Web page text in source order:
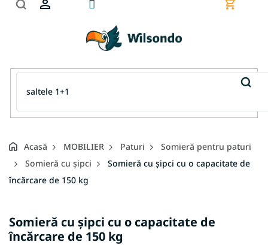
Coş
Acasă MOBILIER Paturi
Somieră pentru paturi
Somieră cu șipci
Somieră cu șipci cu o capacitate de
încărcare de 150 kg
Somieră cu șipci cu o capacitate de
încărcare de 150 kg